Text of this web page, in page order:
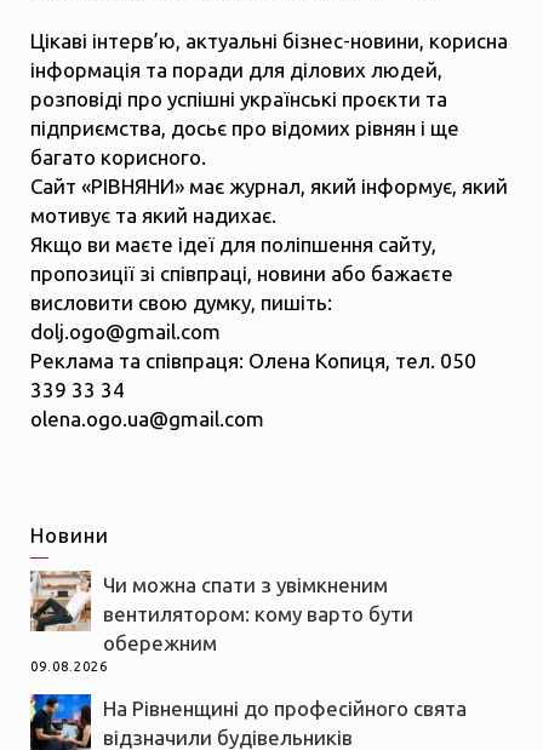
Цікаві інтерв’ю, актуальні бізнес-новини, корисна
інформація та поради для ділових людей,
розповіді про успішні українські проєкти та
підприємства, досьє про відомих рівнян і ще
багато корисного.
Сайт «РІВНЯНИ» має журнал, який інформує, який
мотивує та який надихає.
Якщо ви маєте ідеї для поліпшення сайту,
пропозиції зі співпраці, новини або бажаєте
висловити свою думку, пишіть:
dolj.ogo@gmail.com
Реклама та співпраця: Олена Копиця, тел. 050
339 33 34
olena.ogo.ua@gmail.com
Новини
Чи можна спати з увімкненим
вентилятором: кому варто бути
обережним
09.08.2026
На Рівненщині до професійного свята
відзначили будівельників